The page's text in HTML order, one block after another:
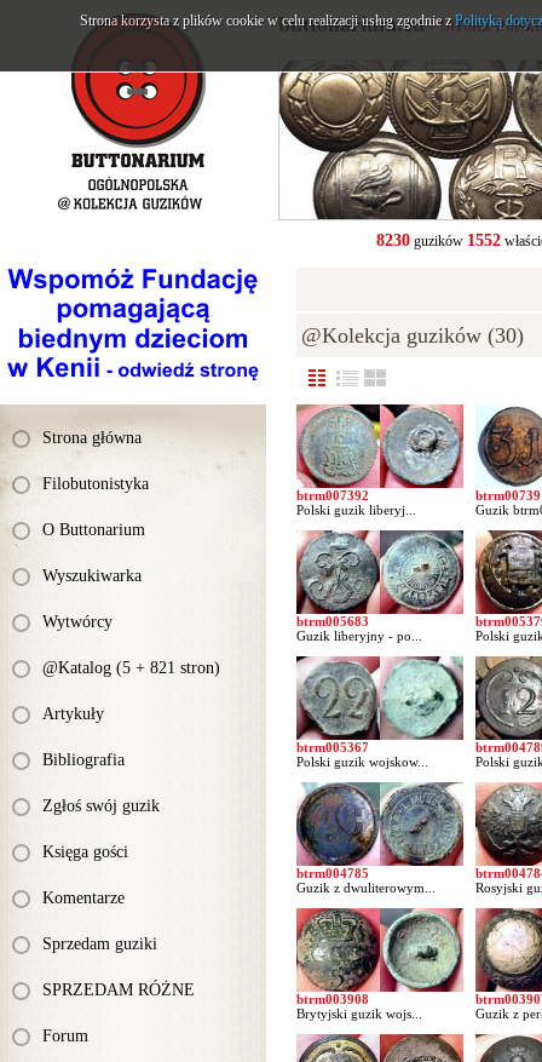
Strona główna
Filobutonistyka
O Buttonarium
Wyszukiwarka
Wytwórcy
@Katalog (5 + 821 stron)
Artykuły
Bibliografia
Zgłoś swój guzik
Księga gości
Komentarze
Sprzedam guziki
SPRZEDAM RÓŻNE
Forum
buttonarium.eu- Strona
8230guzików 1552
@Kolekcja guzików (30)
btrm007392
Polski guzik liberyj...
Guzik
btrm005683
Guzik liberyjny - po...
Polski
btrm005367
Polski guzik wojskow...
Polski
btrm004785
Guzik z dwuliterowym...
Rosyjski
btrm003908
Brytyjski guzik wojs...
Guzik z
Strona korzysta z plików cookie w celu realizacji usług zgodnie zPolityką